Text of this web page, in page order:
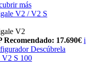
más
V2 / V2 S
V2
Recomendado: 17.690€ i
Descúbrela
V2 S 100